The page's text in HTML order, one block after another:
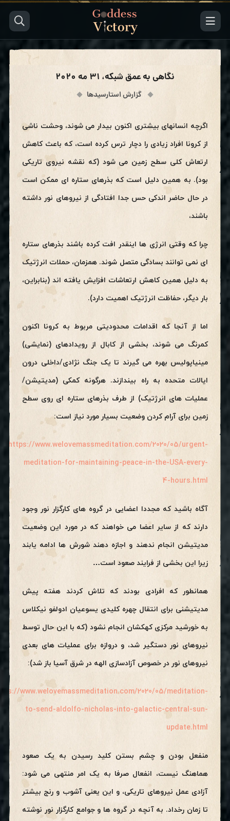
نگاهی به عمق شبکه، ۳۱ مه ۲۰۲۰
گزارش استارسیدها
اگرچه انسانهای بیشتری اکنون بیدار می شوند، وحشت ناشی
از کرونا افراد زیادی را دچار ترس کرده است، که باعث کاهش
ارتعاش کلی سطح زمین می شود (که نقشه نیروی تاریکی
بود). به همین دلیل است که بذرهای ستاره ای ممکن است
در حال حاضر اندکی حس جدا افتادگی از نیروهای نور داشته
باشند،
چرا که وقتی انرژی ها اینقدر افت کرده باشند بذرهای ستاره
ای نمی توانند بسادگی متصل شوند. همزمان، حملات انرژتیک
به دلیل همین کاهش ارتعاشات افزایش یافته اند (بنابراین،
بار دیگر، حفاظت انرژتیک اهمیت دارد).
اما از آنجا که اقدامات محدودیتی مربوط به کرونا اکنون
کمرنگ می شوند، بخشی از کابال از رویدادهای (نمایشی)
مینیاپولیس بهره می گیرند تا یک جنگ نژادی/داخلی درون
ایالات متحده به راه بیندازند. هرگونه کمکی (مدیتیشن/
عملیات های انرژتیک) از طرف بذرهای ستاره ای روی سطح
زمین برای آرام کردن وضعیت بسیار مورد نیاز است:
https://www.welovemassmeditation.com/2020/05/urgent-
meditation-for-maintaining-peace-in-the-USA-every-
4-hours.html
آگاه باشید که مجددا اعضایی در گروه های کارگزار نور وجود
دارند که از سایر اعضا می خواهند که در مورد این وضعیت
مدیتیشن انجام ندهند و اجازه دهند شورش ها ادامه یابند
زیرا این بخشی از فرایند صعود است…
همانطور که افرادی بودند که تلاش کردند هفته پیش
مدیتیشنی برای انتقال چهره کلیدی یسوعیان ادولفو نیکلاس
به خورشید مرکزی کهکشان انجام نشود (که با این حال توسط
نیروهای نور دستگیر شد، و دروازه برای عملیات های بعدی
نیروهای نور در خصوص آزادسازی الهه در شرق آسیا باز شد):
www.welovemassmeditation.com/2020/05/meditation-
to-send-aldolfo-nicholas-into-galactic-central-sun-
update.html
منفعل بودن و چشم بستن کلید رسیدن به یک صعود
هماهنگ نیست، انفعال صرفا به یک امر منتهی می شود:
آزادی عمل نیروهای تاریکی، و این یعنی آشوب و رنج بیشتر
تا زمان رخداد. به آنچه در گروه ها و جوامع کارگزار نور نوشته